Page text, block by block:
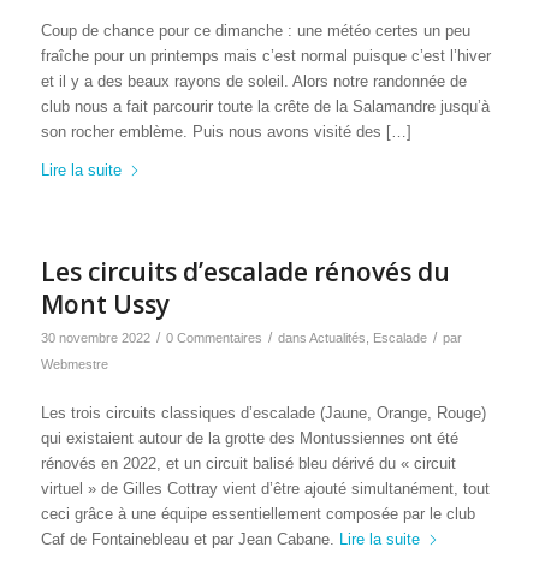
Coup de chance pour ce dimanche : une météo certes un peu
fraîche pour un printemps mais c’est normal puisque c’est l’hiver
et il y a des beaux rayons de soleil. Alors notre randonnée de
club nous a fait parcourir toute la crête de la Salamandre jusqu’à
son rocher emblème. Puis nous avons visité des […]
Lire la suite
Les circuits d’escalade rénovés du
Mont Ussy
30 novembre 2022 / 0 Commentaires / dans Actualités Escalade / par
Webmestre
Les trois circuits classiques d’escalade (Jaune, Orange, Rouge)
qui existaient autour de la grotte des Montussiennes ont été
rénovés en 2022, et un circuit balisé bleu dérivé du « circuit
virtuel » de Gilles Cottray vient d’être ajouté simultanément, tout
ceci grâce à une équipe essentiellement composée par le club
Caf de Fontainebleau et par Jean Cabane. Lire la suite